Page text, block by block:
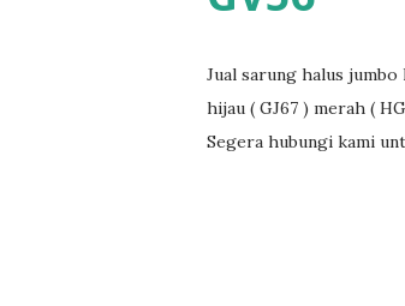
Jual sarung halus
hijau ( GJ67 ) merah (
Segera hubungi kami